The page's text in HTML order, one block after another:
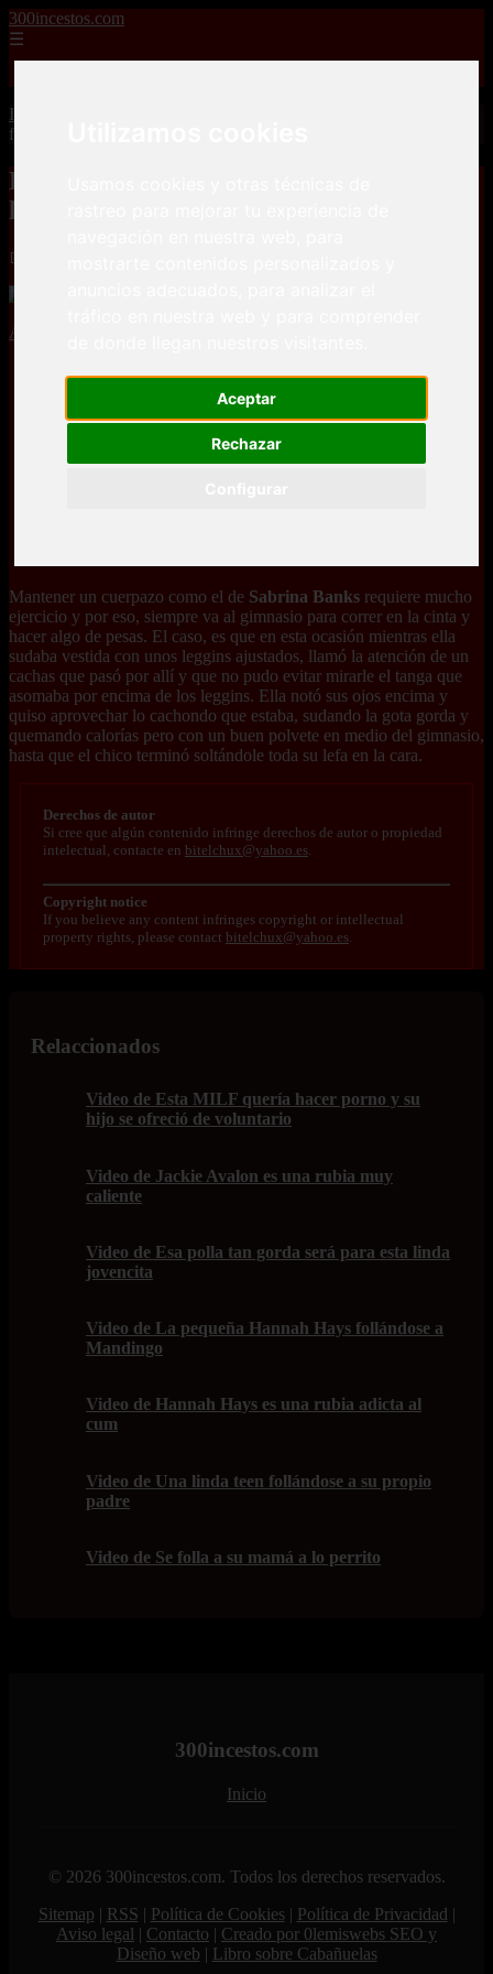
Aceptar
Rechazar
300incestos.com
☰
Inicio
follárselo
Llamó la atención de un cachas hasta que
logró follárselo
📅 01/03/2025
Anal
Mantener un cuerpazo como el de Sabrina Banks requiere mucho
ejercicio y por eso, siempre va al gimnasio para correr en la cinta y
hacer algo de pesas. El caso, es que en esta ocasión mientras ella
sudaba vestida con unos leggins ajustados, llamó la atención de un
cachas que pasó por allí y que no pudo evitar mirarle el tanga que
asomaba por encima de los leggins. Ella notó sus ojos encima y
quiso aprovechar lo cachondo que estaba, sudando la gota gorda y
quemando calorías pero con un buen polvete en medio del gimnasio,
hasta que el chico terminó soltándole toda su lefa en la cara.
Derechos de autor
Si cree que algún contenido infringe derechos de autor o propiedad
intelectual, contacte en bitelchux@yahoo.es
Copyright notice
If you believe any content infringes copyright or intellectual
property rights, please contact bitelchux@yahoo.es
Relaccionados
Video de Esta MILF quería hacer porno y su
hijo se ofreció de voluntario
Video de Jackie Avalon es una rubia muy
caliente
Video de Esa polla tan gorda será para esta linda
jovencita
Video de La pequeña Hannah Hays follándose a
Mandingo
Video de Hannah Hays es una rubia adicta al
cum
Video de Una linda teen follándose a su propio
padre
Video de Se folla a su mamá a lo perrito
300incestos.com
Inicio
© 2026 300incestos.com. Todos los derechos reservados.
Sitemap | RSS | Política de Cookies| Política de Privacidad |
Aviso legal | Contacto | Creado por 0lemiswebs SEO y
Diseño web | Libro sobre Cabañuelas